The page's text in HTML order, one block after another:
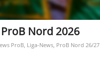
Nord 2026
ProB, Liga-News, ProB Nord 26/27